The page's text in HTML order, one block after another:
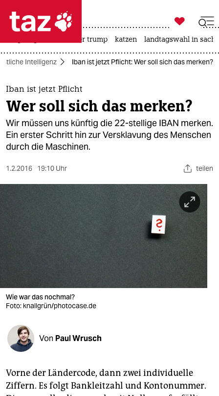
 taz zahl ich
taz zahl ich
themen
politik
öko
berlin
wahrheit
verlag
verlag
veranstaltungen
shop
unterstützen

taz zahl ich
usa unter trump katzen landtagswahl in
Intelligenz Iban ist jetzt Pflicht: Wer soll sich das merken?
Iban ist jetzt Pflicht
Wer soll sich das merken?
Wir müssen uns künftig die 22-stellige IBAN merken.
Ein erster Schritt hin zur Versklavung des Menschen
durch die Maschinen.
1.2.2016 19:10 Uhr teilen
Wie war das nochmal?
Foto: knallgrün/photocase.de
Von Paul Wrusch
Vorne der Ländercode, dann zwei individuelle
Ziffern. Es folgt Bankleitzahl und Kontonummer.